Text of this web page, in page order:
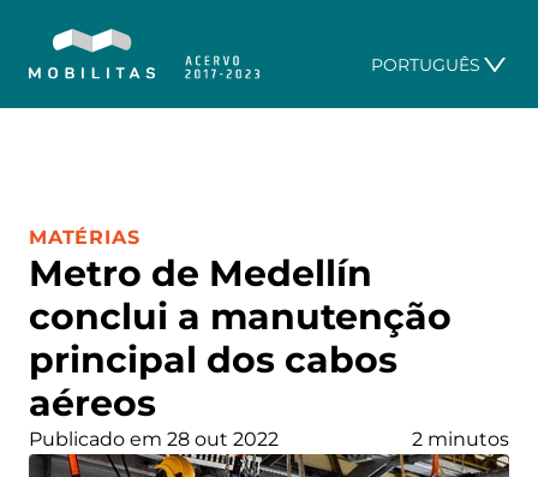
PORTUGUÊS
Metro de Medellín
conclui a manutenção
principal dos cabos
aéreos
CATEGORIA:
MATÉRIAS
Publicado em 28 out 2022 2 minutos